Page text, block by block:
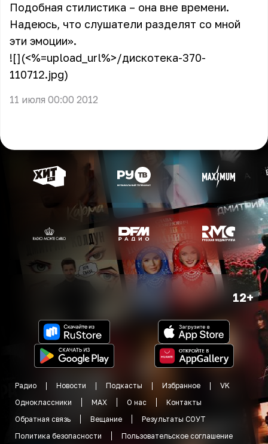
Подобная стилистика – она вне времени.
Надеюсь, что слушатели разделят со мной
эти эмоции».
![](<%=upload_url%>/дискотека-370-
110712.jpg)
11 июля 00:00 2012
12+
Радио Новости Подкасты Избранное
VK
Одноклассники
MAX О нас
Контакты
Обратная связь
Вещание
Результаты СОУТ
Политика безопасности
Пользовательское соглашение